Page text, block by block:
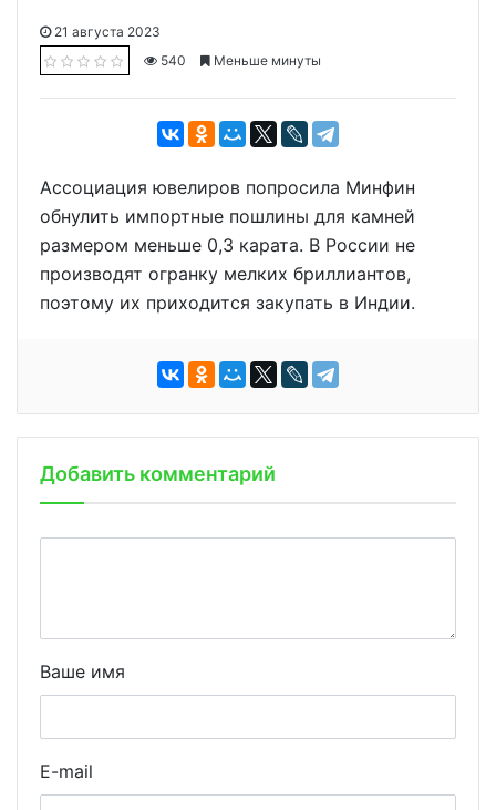
21 августа 2023
540
Меньше минуты
Ассоциация ювелиров попросила Минфин
обнулить импортные пошлины для камней
размером меньше 0,3 карата. В России не
производят огранку мелких бриллиантов,
поэтому их приходится закупать в Индии.
Добавить комментарий
Ваше имя
E-mail